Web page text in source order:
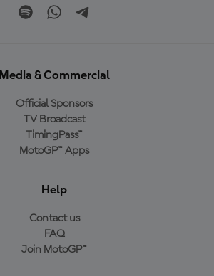
Media & Commercial
Official Sponsors
TV Broadcast
TimingPass™
MotoGP™ Apps
Help
Contact us
FAQ
Join MotoGP™